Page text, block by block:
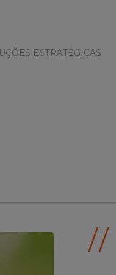
ESTRATÉGICAS